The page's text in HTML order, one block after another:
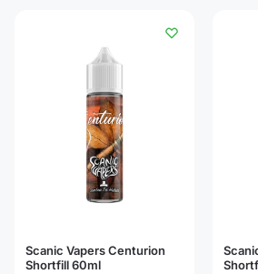
Scanic Vapers Centurion
Shortfill 60ml